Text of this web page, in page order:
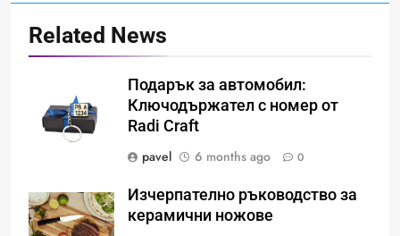
Related News
Подарък за автомобил:
Ключодържател с номер от
Radi Craft
pavel
6 months ago 0
Изчерпателно ръководство за
керамични ножове